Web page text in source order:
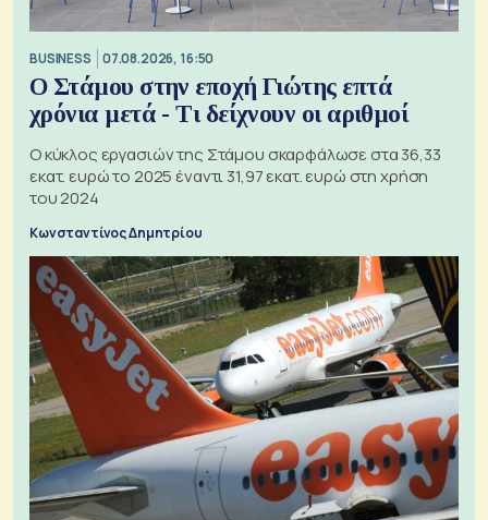
BUSINESS 07.08.2026, 16:50
Ο Στάμου στην εποχή Γιώτης επτά
χρόνια μετά - Τι δείχνουν οι αριθμοί
Ο κύκλος εργασιών της Στάμου σκαρφάλωσε στα 36,33
εκατ. ευρώ το 2025 έναντι 31,97 εκατ. ευρώ στη χρήση
του 2024
Κωνσταντίνος Δημητρίου